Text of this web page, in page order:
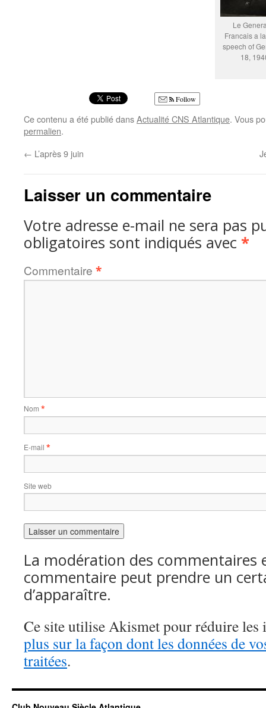
Le
Francais a
speech of
18,
Follow
Ce contenu a été publié dansActualité CNS Atlantique. Vous
permalien.
← L’après 9 juin
Laisser un commentaire
Votre adresse e-mail ne sera pas
obligatoires sont indiqués avec *
Commentaire *
Nom *
E-mail *
Site web
La modération des commentaires
commentaire peut prendre un
d’apparaître.
Ce site utilise Akismet pour réduire les
plus sur la façon dont les données de
traitées.